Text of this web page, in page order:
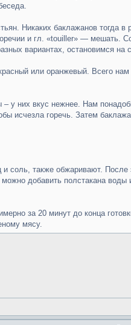
Никаких баклажанов тогда в
и гл. «touiller» — мешать.
вариантах, остановимся на
или оранжевый. Всего
у них вкус нежнее. Нам
исчезла горечь. Затем
соль, также обжаривают. После
добавить полстакана воды
за 20 минут до конца
мясу.